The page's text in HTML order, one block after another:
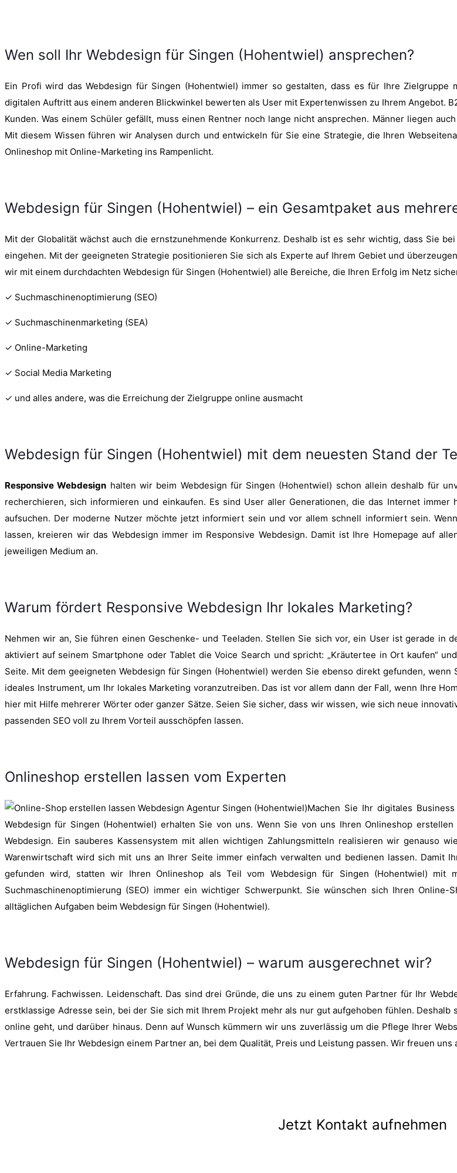
Wen soll Ihr Webdesign für Singen (Hohentwiel) ansprechen?
Ein Profi wird das Webdesign für Singen (Hohentwiel) immer so gestalten, dass es für Ihre Zielgruppe
digitalen Auftritt aus einem anderen Blickwinkel bewerten als User mit Expertenwissen zu Ihrem Angebot.
Kunden. Was einem Schüler gefällt, muss einen Rentner noch lange nicht ansprechen. Männer liegen
Mit diesem Wissen führen wir Analysen durch und entwickeln für Sie eine Strategie, die Ihren
Onlineshop mit Online-Marketing ins Rampenlicht.
Webdesign für Singen (Hohentwiel) – ein Gesamtpaket aus
Mit der Globalität wächst auch die ernstzunehmende Konkurrenz. Deshalb ist es sehr wichtig, dass Sie
eingehen. Mit der geeigneten Strategie positionieren Sie sich als Experte auf Ihrem Gebiet und
wir mit einem durchdachten Webdesign für Singen (Hohentwiel) alle Bereiche, die Ihren Erfolg im Netz
✓ Suchmaschinenoptimierung (SEO)
✓ Suchmaschinenmarketing (SEA)
✓ Online-Marketing
✓ Social Media Marketing
✓ und alles andere, was die Erreichung der Zielgruppe online ausmacht
Webdesign für Singen (Hohentwiel) mit dem neuesten Stand der
Responsive Webdesign halten wir beim Webdesign für Singen (Hohentwiel) schon allein deshalb für
recherchieren, sich informieren und einkaufen. Es sind User aller Generationen, die das Internet
aufsuchen. Der moderne Nutzer möchte jetzt informiert sein und vor allem schnell informiert sein.
lassen, kreieren wir das Webdesign immer im Responsive Webdesign. Damit ist Ihre Homepage auf
jeweiligen Medium an.
Warum fördert Responsive Webdesign Ihr lokales Marketing?
Nehmen wir an, Sie führen einen Geschenke- und Teeladen. Stellen Sie sich vor, ein User ist gerade in
aktiviert auf seinem Smartphone oder Tablet die Voice Search und spricht: „Kräutertee in Ort kaufen“
Seite. Mit dem geeigneten Webdesign für Singen (Hohentwiel) werden Sie ebenso direkt gefunden,
ideales Instrument, um Ihr lokales Marketing voranzutreiben. Das ist vor allem dann der Fall, wenn Ihre
hier mit Hilfe mehrerer Wörter oder ganzer Sätze. Seien Sie sicher, dass wir wissen, wie sich neue
passenden SEO voll zu Ihrem Vorteil ausschöpfen lassen.
Onlineshop erstellen lassen vom Experten
Machen Sie Ihr digitales
Webdesign für Singen (Hohentwiel) erhalten Sie von uns. Wenn Sie von uns Ihren Onlineshop
Webdesign. Ein sauberes Kassensystem mit allen wichtigen Zahlungsmitteln realisieren wir genauso
Warenwirtschaft wird sich mit uns an Ihrer Seite immer einfach verwalten und bedienen lassen. Damit
gefunden wird, statten wir Ihren Onlineshop als Teil vom Webdesign für Singen (Hohentwiel) mit
Suchmaschinenoptimierung (SEO) immer ein wichtiger Schwerpunkt. Sie wünschen sich Ihren
alltäglichen Aufgaben beim Webdesign für Singen (Hohentwiel).
Webdesign für Singen (Hohentwiel) – warum ausgerechnet wir?
Erfahrung. Fachwissen. Leidenschaft. Das sind drei Gründe, die uns zu einem guten Partner für Ihr
erstklassige Adresse sein, bei der Sie sich mit Ihrem Projekt mehr als nur gut aufgehoben fühlen.
online geht, und darüber hinaus. Denn auf Wunsch kümmern wir uns zuverlässig um die Pflege Ihrer
Vertrauen Sie Ihr Webdesign einem Partner an, bei dem Qualität, Preis und Leistung passen. Wir freuen uns
Jetzt Kontakt aufnehmen